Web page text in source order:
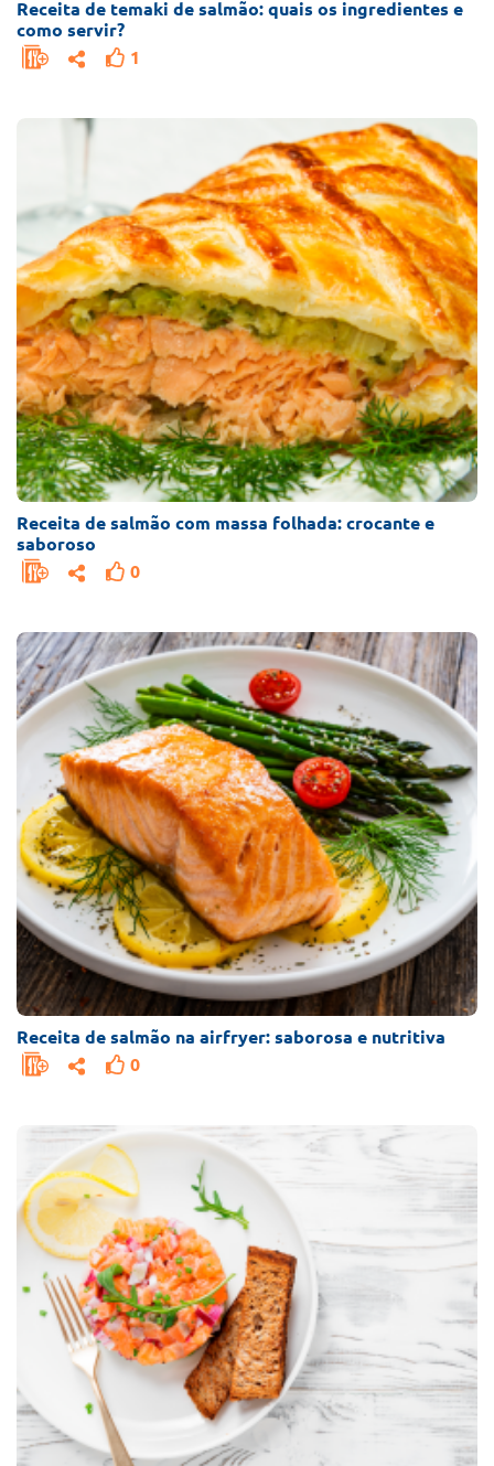
Receita de temaki de salmão: quais os ingredientes e
como servir?
1
Receita de salmão com massa folhada: crocante e
saboroso
0
Receita de salmão na airfryer: saborosa e nutritiva
0